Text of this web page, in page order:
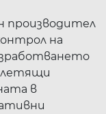
производител
на
летящи
в